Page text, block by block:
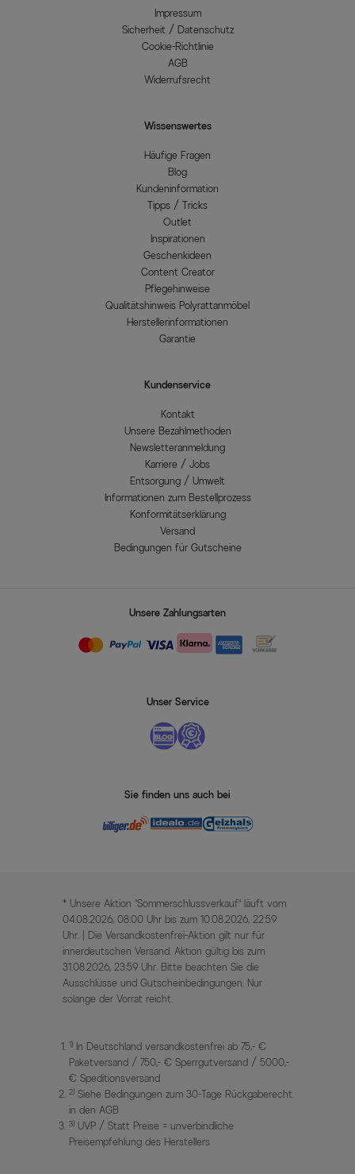
Impressum
Sicherheit / Datenschutz
Cookie-Richtlinie
AGB
Widerrufsrecht
Wissenswertes
Häufige Fragen
Blog
Kundeninformation
Tipps / Tricks
Outlet
Inspirationen
Geschenkideen
Content Creator
Pflegehinweise
Qualitätshinweis Polyrattanmöbel
Herstellerinformationen
Garantie
Kundenservice
Kontakt
Unsere Bezahlmethoden
Newsletteranmeldung
Karriere / Jobs
Entsorgung / Umwelt
Informationen zum Bestellprozess
Konformitätserklärung
Versand
Bedingungen für Gutscheine
Unsere Zahlungsarten
Unser Service
Sie finden uns auch bei
* Unsere Aktion „Sommerschlussverkauf“ läuft vom
04.08.2026, 08:00 Uhr bis zum 10.08.2026, 22:59
Uhr. | Die Versandkostenfrei-Aktion gilt nur für
innerdeutschen Versand. Aktion gültig bis zum
31.08.2026, 23:59 Uhr. Bitte beachten Sie die
Ausschlüsse und Gutscheinbedingungen. Nur
solange der Vorrat reicht.
1) In Deutschland versandkostenfrei ab 75,- €
Paketversand / 750,- € Sperrgutversand / 5000,-
€ Speditionsversand
2) Siehe Bedingungen zum 30-Tage Rückgaberecht
in den AGB
3) UVP / Statt Preise = unverbindliche
Preisempfehlung des Herstellers